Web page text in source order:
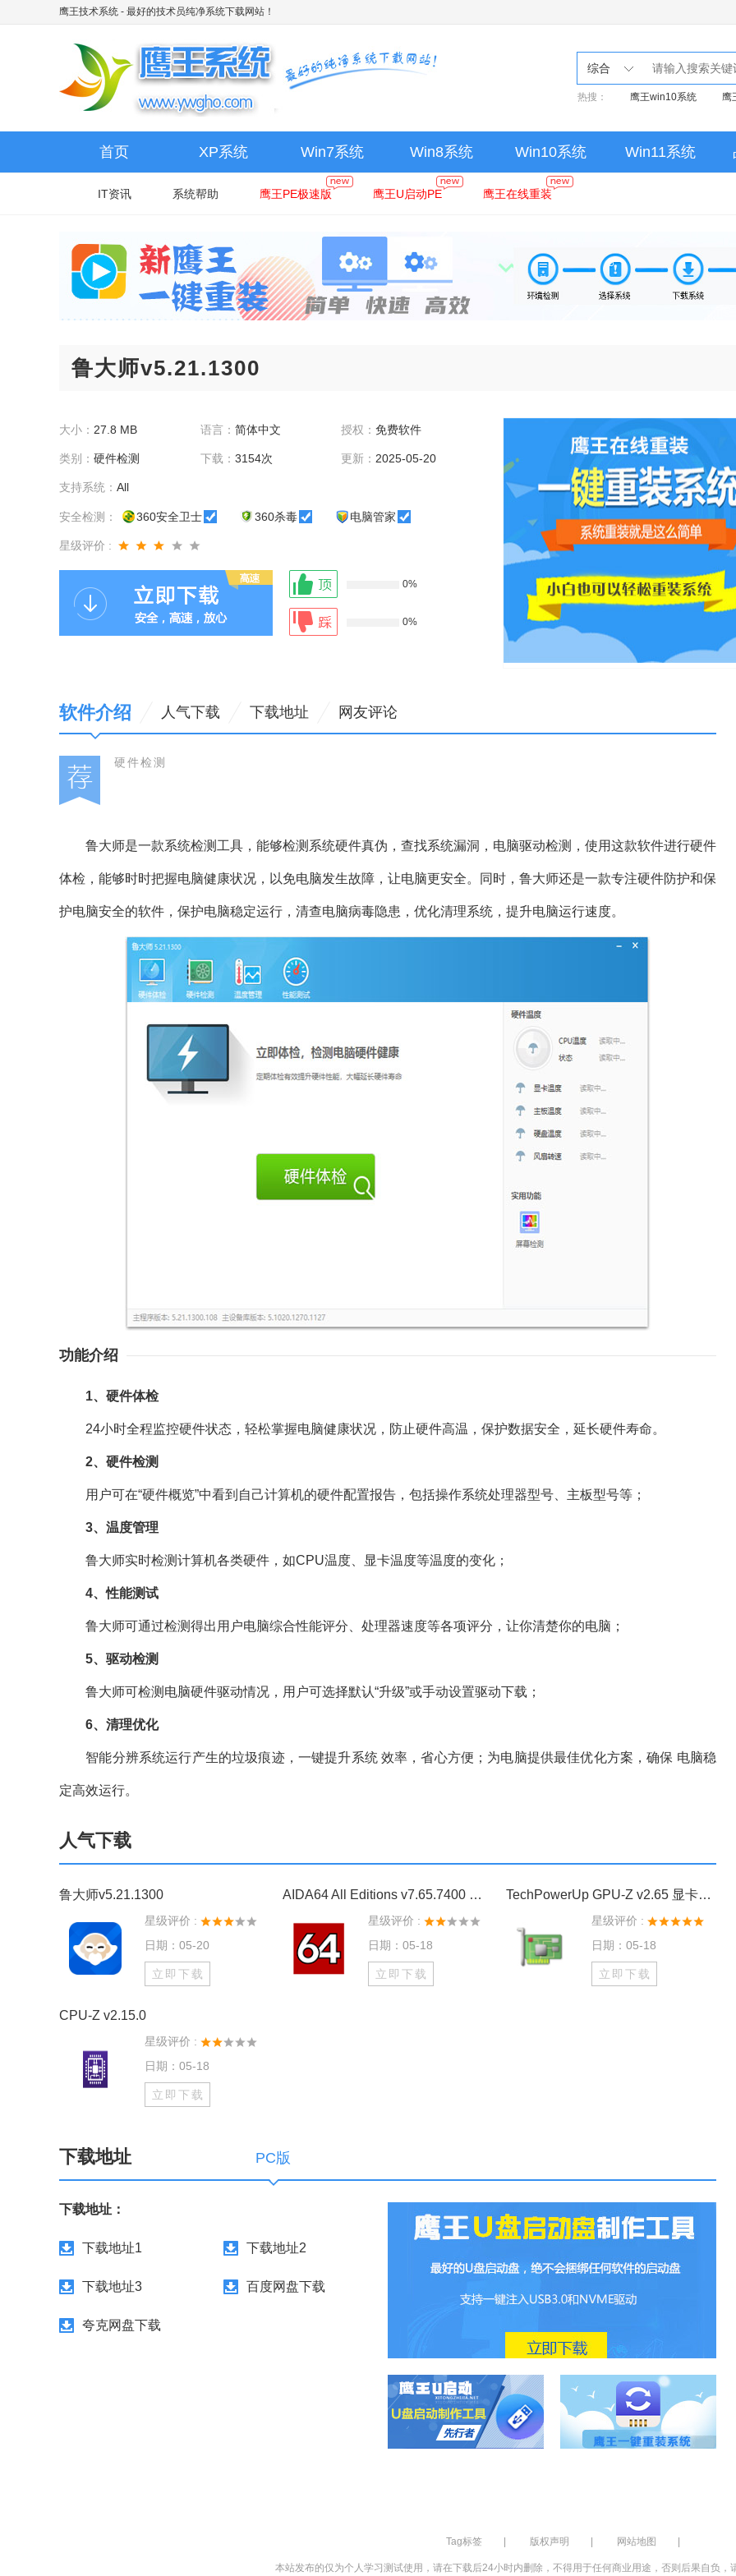
鹰王技术系统 - 最好的技术员纯净系统下载网站！
综合
热搜： 鹰王win10系统 鹰
首页 XP系统 Win7系统 Win8系统 Win10系统 Win11系统
IT资讯 系统帮助 鹰王PE极速版 鹰王U启动PE 鹰王在线重装
鲁大师v5.21.1300
大小： 27.8 MB 语言： 简体中文 授权：免费软件
类别： 硬件检测 下载： 3154次 更新： 2025-05-20
支持系统： All
安全检测： 360安全卫士 360杀毒 电脑管家
星级评价 :
0%
0%
软件介绍 人气下载 下载地址 网友评论
硬件检测
鲁大师是一款系统检测工具，能够检测系统硬件真伪，查找系统漏洞，电脑驱动检测，使用这款软件进行硬件
体检，能够时时把握电脑健康状况，以免电脑发生故障，让电脑更安全。同时，鲁大师还是一款专注硬件防护和保
护电脑安全的软件，保护电脑稳定运行，清查电脑病毒隐患，优化清理系统，提升电脑运行速度。
功能介绍
1、硬件体检
24小时全程监控硬件状态，轻松掌握电脑健康状况，防止硬件高温，保护数据安全，延长硬件寿命。
2、硬件检测
用户可在“硬件概览”中看到自己计算机的硬件配置报告，包括操作系统处理器型号、主板型号等；
3、温度管理
鲁大师实时检测计算机各类硬件，如CPU温度、显卡温度等温度的变化；
4、性能测试
鲁大师可通过检测得出用户电脑综合性能评分、处理器速度等各项评分，让你清楚你的电脑；
5、驱动检测
鲁大师可检测电脑硬件驱动情况，用户可选择默认“升级”或手动设置驱动下载；
6、清理优化
智能分辨系统运行产生的垃圾痕迹，一键提升系统 效率，省心方便；为电脑提供最佳优化方案，确保 电脑稳
定高效运行。
人气下载
鲁大师v5.21.1300
星级评价 :
日期：05-20
立即下载
AIDA64 All Editions v7.65.7400 硬件检测工具单文件版
星级评价 :
日期：05-18
立即下载
TechPowerUp GPU-Z v2.65 显卡检测神器
星级评价 :
日期：05-18
立即下载
CPU-Z v2.15.0
星级评价 :
日期：05-18
立即下载
下载地址 PC版
下载地址：
下载地址1 下载地址2
下载地址3 百度网盘下载
夸克网盘下载
Tag标签 版权声明 网站地图
本站发布的仅为个人学习测试使用，请在下载后24小时内删除，不得用于任何商业用途，否则后果自负，